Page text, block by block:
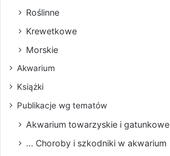
Roślinne
Krewetkowe
Morskie
Akwarium
Książki
Publikacje wg tematów
Akwarium towarzyskie i gatunkowe
... Choroby i szkodniki w akwarium